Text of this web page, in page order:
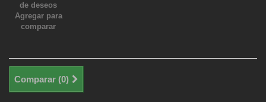
de deseos
Agregar para
comparar
Comparar (0)